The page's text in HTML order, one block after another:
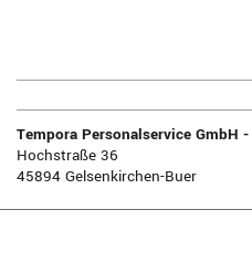
Tempora Personalservice GmbH
Hochstraße 36
45894 Gelsenkirchen-Buer